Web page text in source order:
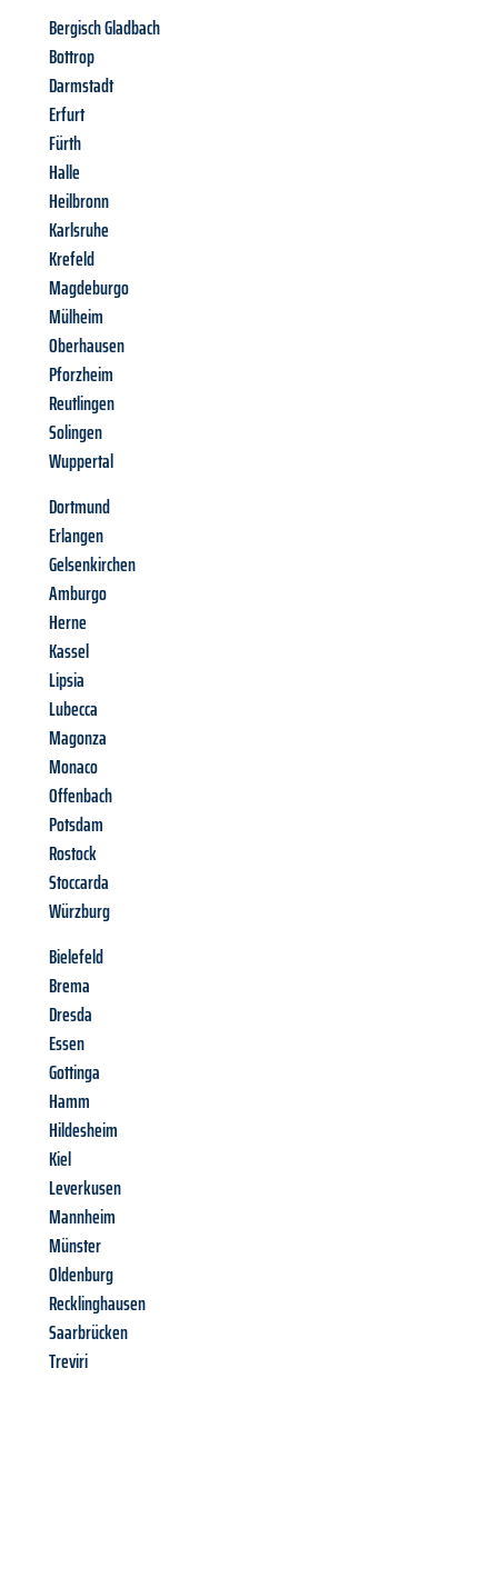
Bergisch Gladbach
Bottrop
Darmstadt
Erfurt
Fürth
Halle
Heilbronn
Karlsruhe
Krefeld
Magdeburgo
Mülheim
Oberhausen
Pforzheim
Reutlingen
Solingen
Wuppertal
Dortmund
Erlangen
Gelsenkirchen
Amburgo
Herne
Kassel
Lipsia
Lubecca
Magonza
Monaco
Offenbach
Potsdam
Rostock
Stoccarda
Würzburg
Bielefeld
Brema
Dresda
Essen
Gottinga
Hamm
Hildesheim
Kiel
Leverkusen
Mannheim
Münster
Oldenburg
Recklinghausen
Saarbrücken
Treviri